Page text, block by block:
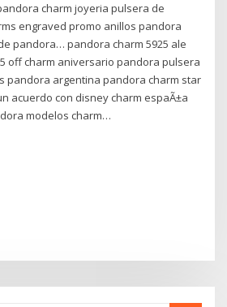
charm joyeria pulsera de
engraved promo anillos pandora
pandora… pandora charm 5925 ale
off charm aniversario pandora pulsera
pandora argentina pandora charm star
acuerdo con disney charm espaÃ±a
modelos charm…